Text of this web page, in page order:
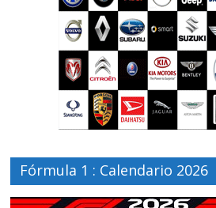
Fórmula 1 : Calendario 2026